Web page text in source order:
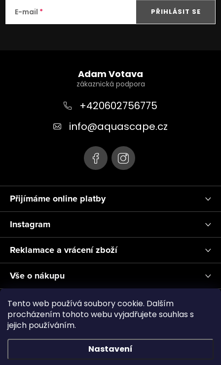
Tento web používá soubory cookie. Dalším
procházením tohoto webu vyjadřujete souhlas s
jejich používáním.
Nastavení
E-mail PŘIHLÁSIT SE
Přijímáme online platby
Adam Votava
+420602756775
info@aquascape.cz
Instagram
Reklamace a vrácení zboží
Vše o nákupu
Informace pro Vás
Realizace a servis akvárií ↗